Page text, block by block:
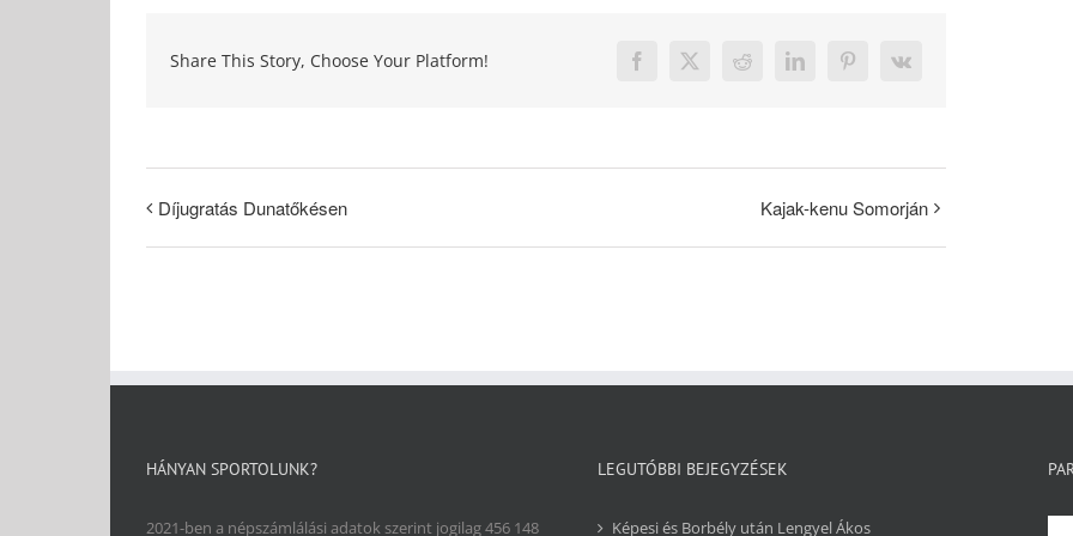
Share This Story, Choose Your Platform! Facebook
X Reddit LinkedInPinterest
Vk
Díjugratás Dunatőkésen Kajak-kenu Somorján
HÁNYAN SPORTOLUNK?
2021-ben a népszámlálási adatok szerint jogilag 456 148
LEGUTÓBBI BEJEGYZÉSEK
Képesi és Borbély után Lengyel Ákos